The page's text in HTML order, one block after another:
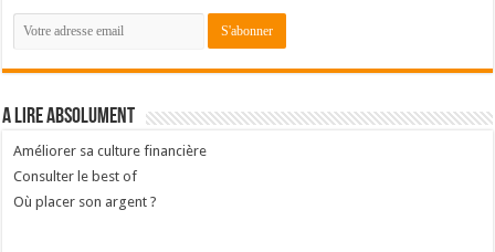
A lire absolument
Améliorer sa culture financière
Consulter le best of
Où placer son argent ?